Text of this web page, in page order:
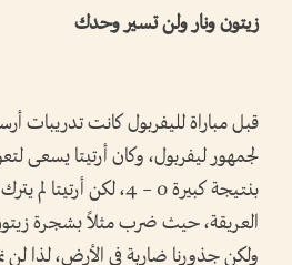
زيتون ونار ولن تسير وحدك
قبل مباراة لليفربول كانت تدريبات
لجمهور ليفربول، وكان أرتيتا يسعى
بنتيجة كبيرة 0 – 4،
ولكن جذورنا ضاربة في الأرض، لذا لن